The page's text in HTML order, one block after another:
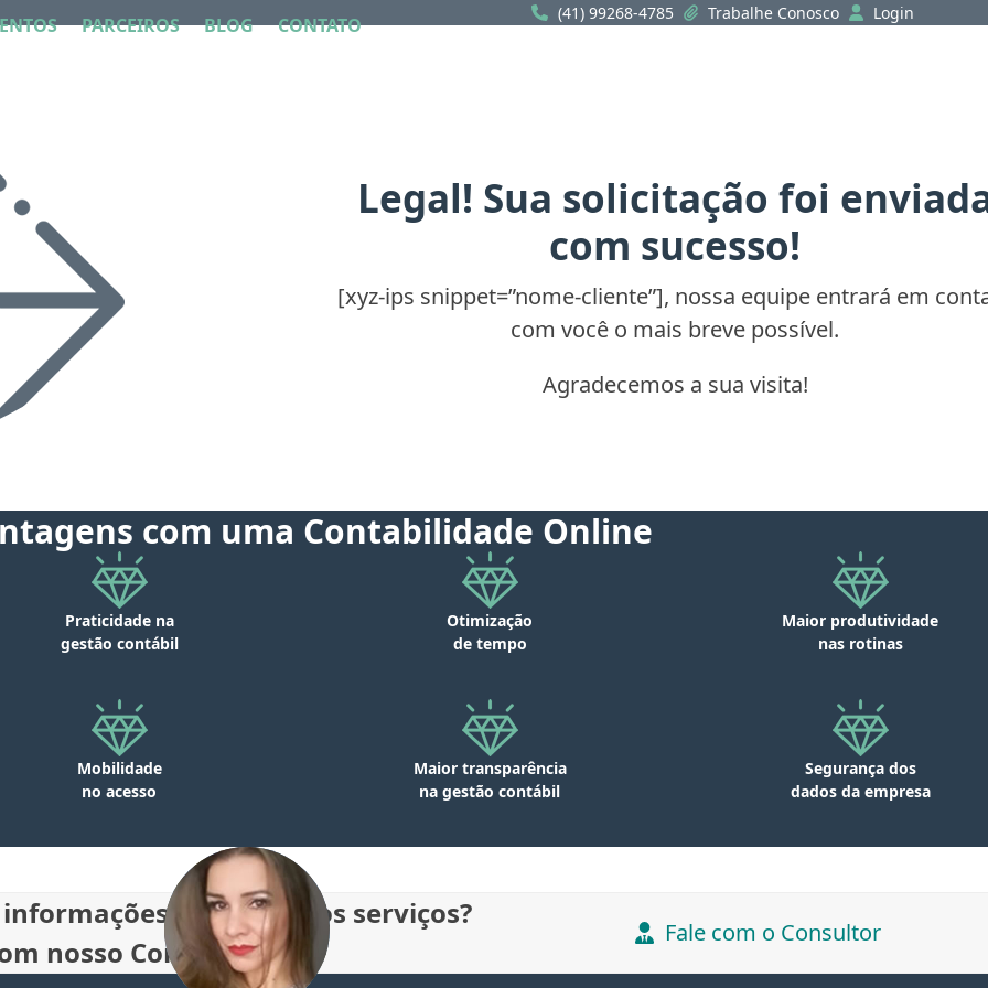
(41) 99268-4785 Trabalhe Conosco Login
PARCEIROS BLOG CONTATO
Legal! Sua solicitação foi
com sucesso!
[xyz-ips snippet=”nome-cliente”], nossa equipe entrará em
com você o mais breve possível.
Agradecemos a sua visita!
com uma Contabilidade Online
Praticidade na
gestão contábil
Otimização
de tempo
Maior produtividade
nas rotinas
Mobilidade
no acesso
Maior transparência
na gestão contábil
Segurança dos
dados da empresa
sobre nossos serviços?
nosso Consultor!
Fale com o Consultor